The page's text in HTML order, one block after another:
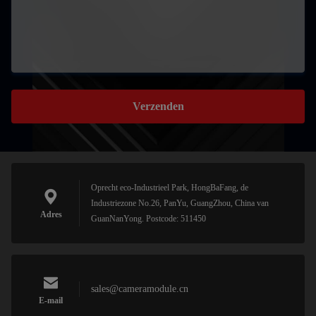
Verzenden
Adres
Oprecht eco-Industrieel Park, HongBaFang, de
Industriezone No.26, PanYu, GuangZhou, China van
GuanNanYong. Postcode: 511450
E-mail
sales@cameramodule.cn